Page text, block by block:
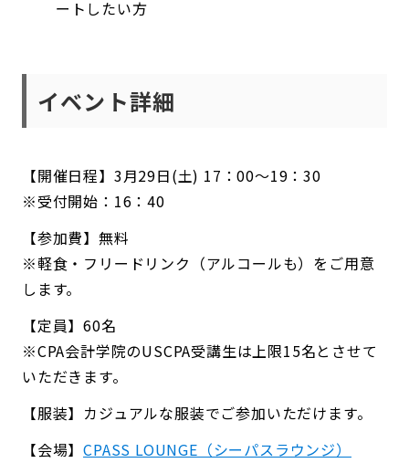
ートしたい方
イベント詳細
【開催日程】3月29日(土) 17：00〜19：30
※受付開始：16：40
【参加費】無料
※軽食・フリードリンク（アルコールも）をご用意
します。
【定員】60名
※CPA会計学院のUSCPA受講生は上限15名とさせて
いただきます。
【服装】カジュアルな服装でご参加いただけます。
【会場】CPASS LOUNGE（シーパスラウンジ）